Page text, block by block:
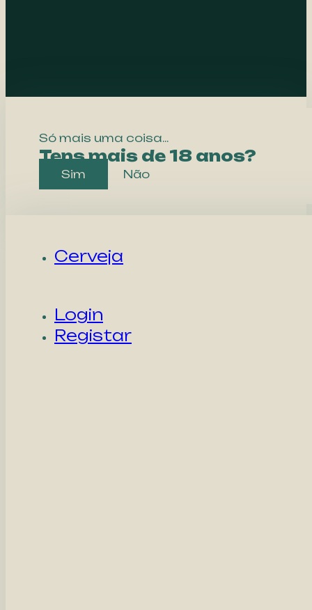
Só mais uma coisa...
Tens mais de 18 anos?
Sim Não
Cerveja
Login
Registar